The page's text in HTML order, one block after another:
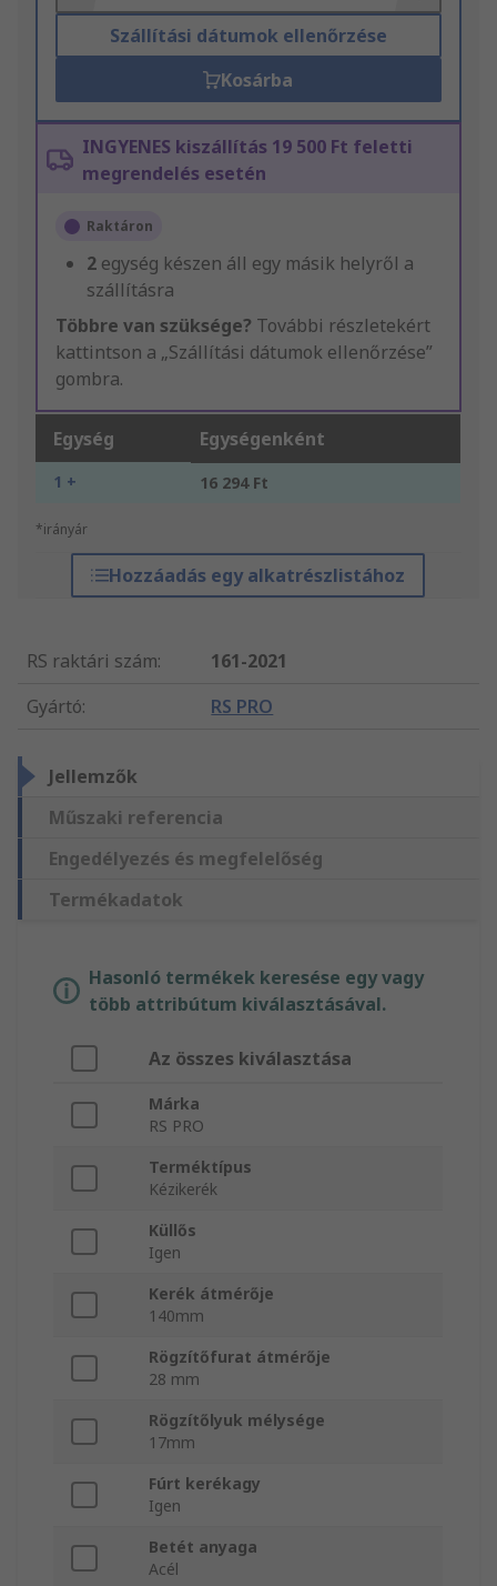
Szállítási dátumok ellenőrzése
Kosárba
INGYENES kiszállítás 19 500 Ft feletti
megrendelés esetén
Raktáron
2 egység készen áll egy másik helyről a
szállításra
Többre van szüksége? További részletekért
kattintson a „Szállítási dátumok ellenőrzése”
gombra.
Egység Egységenként
1 + 16 294 Ft
*irányár
Hozzáadás egy alkatrészlistához
RS raktári szám:
161-2021
Gyártó: RS PRO
Jellemzők
Műszaki referencia
Engedélyezés és megfelelőség
Termékadatok
Hasonló termékek keresése egy vagy
több attribútum kiválasztásával.
Az összes kiválasztása
Márka
RS PRO
Terméktípus
Kézikerék
Küllős
Igen
Kerék átmérője
140mm
Rögzítőfurat átmérője
28 mm
Rögzítőlyuk mélysége
17mm
Fúrt kerékagy
Igen
Betét anyaga
Acél